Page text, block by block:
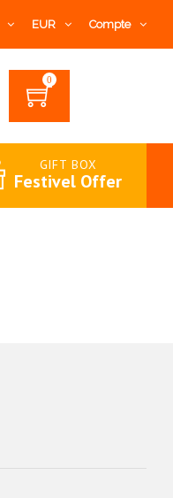
EUR Compte
0
GIFT BOX
Festivel Offer